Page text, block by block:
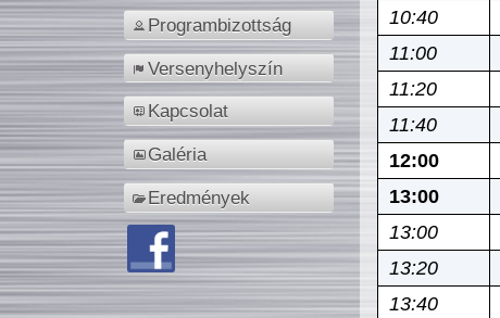
Programbizottság
Versenyhelyszín
Kapcsolat
Galéria
Eredmények
10:40
11:00
11:20
11:40
12:00
13:00
13:00
13:20
13:40